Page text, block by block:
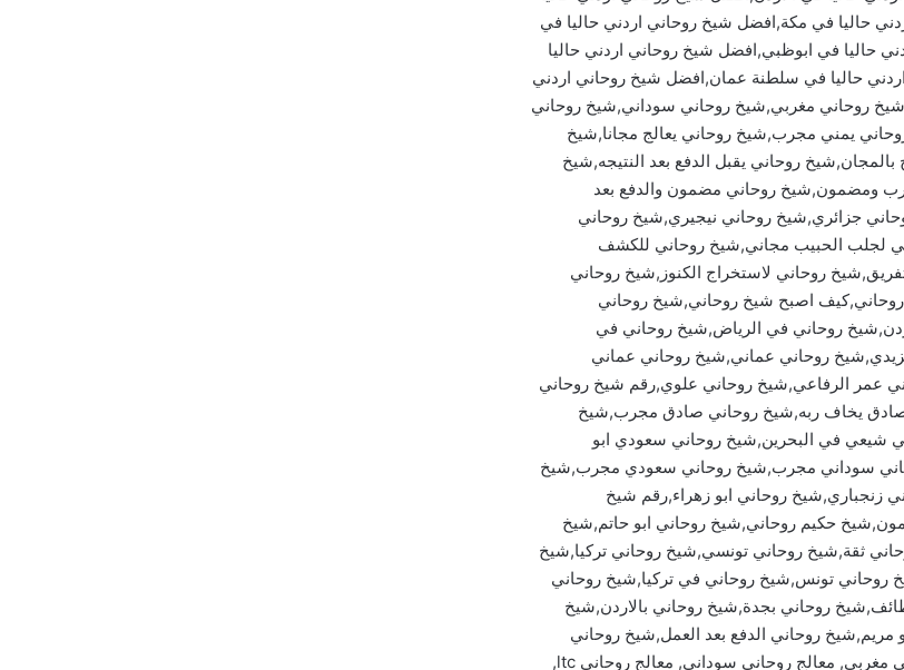
حاليا في مكة,افضل شيخ روحاني اردني حاليا في
حاليا في ابوظبي,افضل شيخ روحاني اردني حاليا
حاليا في سلطنة عمان,افضل شيخ روحاني اردني
روحاني مغربي,شيخ روحاني سوداني,شيخ روحاني
يمني مجرب,شيخ روحاني يعالج مجانا,شيخ
روحاني يقبل الدفع بعد النتيجه,شيخ
ومضمون,شيخ روحاني مضمون والدفع بعد
جزائري,شيخ روحاني نيجيري,شيخ روحاني
لجلب الحبيب مجاني,شيخ روحاني للكشف
روحاني لاستخراج الكنوز,شيخ روحاني
روحاني,كيف اصبح شيخ روحاني,شيخ روحاني
روحاني في الرياض,شيخ روحاني في
روحاني عماني,شيخ روحاني عماني
عمر الرفاعي,شيخ روحاني علوي,رقم شيخ روحاني
صادق يخاف ربه,شيخ روحاني صادق مجرب,شيخ
شيعي في البحرين,شيخ روحاني سعودي ابو
سوداني مجرب,شيخ روحاني سعودي مجرب,شيخ
روحاني ابو زهراء,رقم شيخ
حكيم روحاني,شيخ روحاني ابو حاتم,شيخ
ثقة,شيخ روحاني تونسي,شيخ روحاني تركيا,شيخ
تونس,شيخ روحاني في تركيا,شيخ روحاني
روحاني بجدة,شيخ روحاني بالاردن,شيخ
روحاني الدفع بعد العمل,شيخ روحاني
الدفع بعد البرهان,معالج روحاني سابق, معالج روحاني اردني, معالج روحاني مغربي, معالج روحاني سوداني, معالج روحاني ltc,